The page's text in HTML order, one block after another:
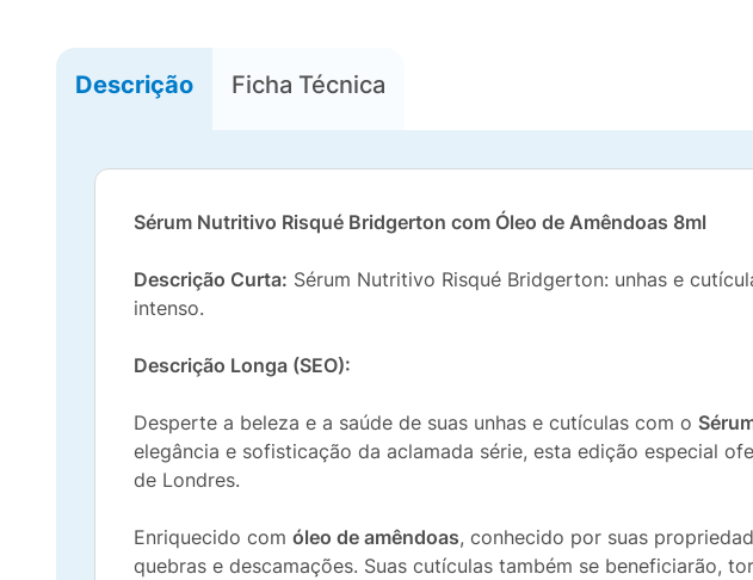
Descrição Ficha Técnica
Sérum Nutritivo Risqué Bridgerton com Óleo de Amêndoas 8ml
Descrição Curta: Sérum Nutritivo Risqué Bridgerton: unhas e
intenso.
Descrição Longa (SEO):
Desperte a beleza e a saúde de suas unhas e cutículas com o
elegância e sofisticação da aclamada série, esta edição especial
de Londres.
Enriquecido com óleo de amêndoas, conhecido por suas
quebras e descamações. Suas cutículas também se beneficiarão,